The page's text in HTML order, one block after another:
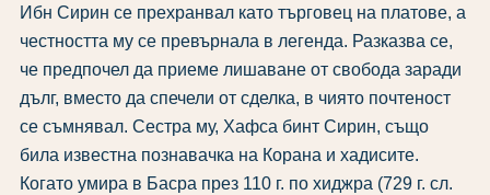
Ибн Сирин се прехранвал като търговец на платове, а
честността му се превърнала в легенда. Разказва се,
че предпочел да приеме лишаване от свобода заради
дълг, вместо да спечели от сделка, в чиято почтеност
се съмнявал. Сестра му, Хафса бинт Сирин, също
била известна познавачка на Корана и хадисите.
Когато умира в Басра през 110 г. по хиджра (729 г. сл.